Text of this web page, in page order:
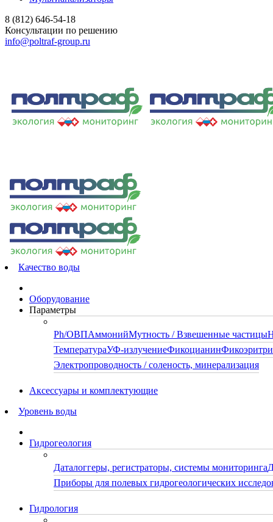
8 (812) 646-54-18
Консультации по решению
info@poltraf-group.ru
Качество воды
Оборудование
Параметры
Ph/ОВПАммонийМутность / Взвешенные частицы
ТемператураУФ-излучениеФикоцианин
Электропроводность / соленость, минерализация
Аксессуары и комплектующие
Уровень воды
Гидрогеология
Даталоггеры, регистраторы, системы мониторинга
Приборы для полевых гидрогеологических
Гидрология